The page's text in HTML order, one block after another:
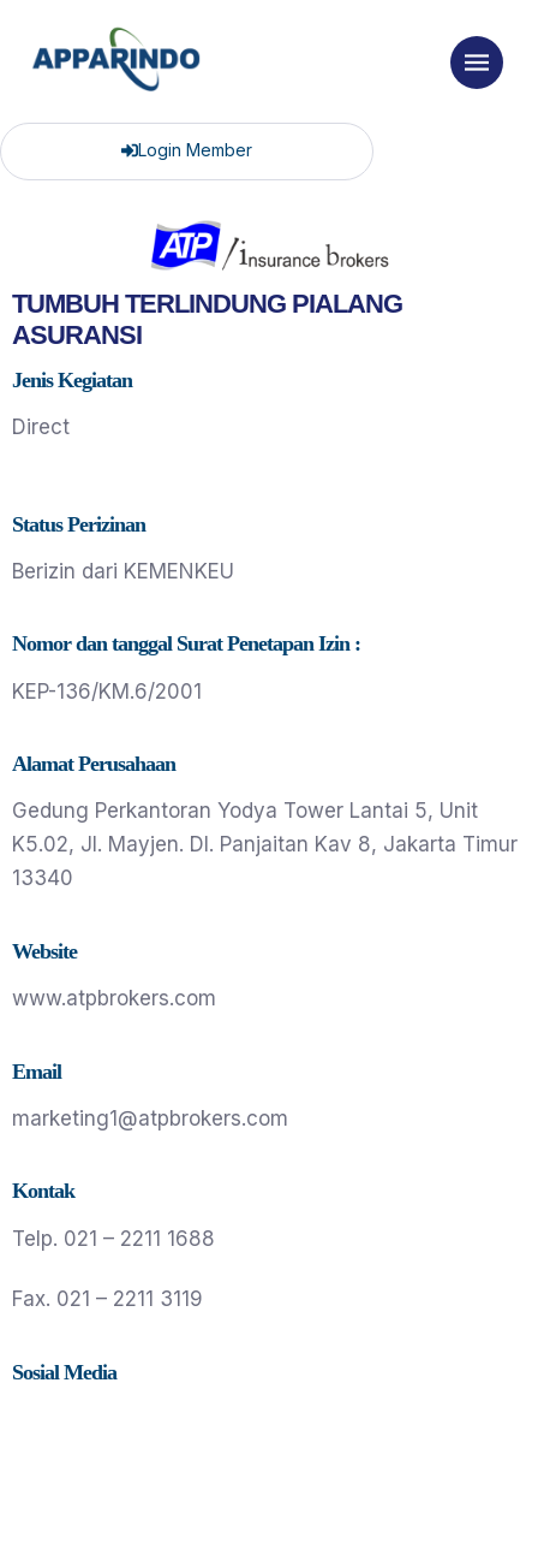
Login Member
TUMBUH TERLINDUNG PIALANG
ASURANSI
Jenis Kegiatan
Direct
Status Perizinan
Berizin dari KEMENKEU
Nomor dan tanggal Surat Penetapan Izin :
KEP-136/KM.6/2001
Alamat Perusahaan
Gedung Perkantoran Yodya Tower Lantai 5, Unit
K5.02, Jl. Mayjen. DI. Panjaitan Kav 8, Jakarta Timur
13340
Website
www.atpbrokers.com
Email
marketing1@atpbrokers.com
Kontak
Telp. 021 – 2211 1688
Fax. 021 – 2211 3119
Sosial Media